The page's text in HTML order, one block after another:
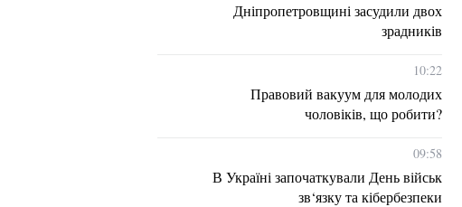
Дніпропетровщині засудили двох
зрадників
10:22
Правовий вакуум для молодих
чоловіків, що робити?
09:58
В Україні започаткували День військ
зв‘язку та кібербезпеки